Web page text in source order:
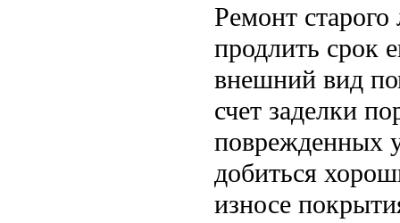
Ремонт
продлить срок
внешний вид
счет заделки
поврежденных
добиться
износе